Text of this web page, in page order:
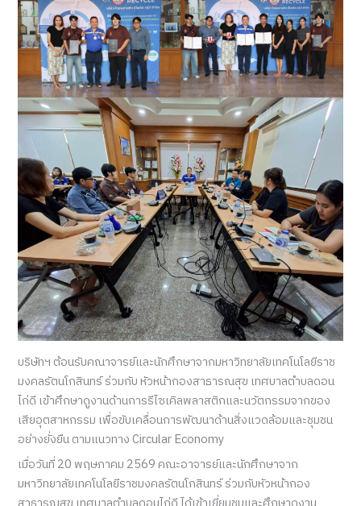
บริษัทฯ ต้อนรับคณาจารย์และนักศึกษาจากมหาวิทยาลัยเทคโนโลยีราช
มงคลรัตนโกสินทร์ ร่วมกับ หัวหน้ากองสาธารณสุข เทศบาลตำบลดอน
ไก่ดี เข้าศึกษาดูงานด้านการรีไซเคิลพลาสติกและนวัตกรรมจากของ
เสียอุตสาหกรรม เพื่อขับเคลื่อนการพัฒนาด้านสิ่งแวดล้อมและชุมชน
อย่างยั่งยืน ตามแนวทาง Circular Economy
เมื่อวันที่ 20 พฤษภาคม 2569 คณะอาจารย์และนักศึกษาจาก
มหาวิทยาลัยเทคโนโลยีราชมงคลรัตนโกสินทร์ ร่วมกับหัวหน้ากอง